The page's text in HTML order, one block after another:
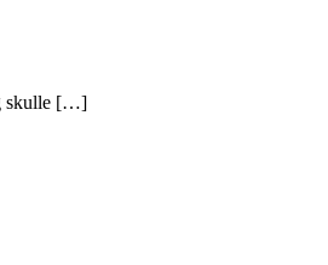
skulle […]